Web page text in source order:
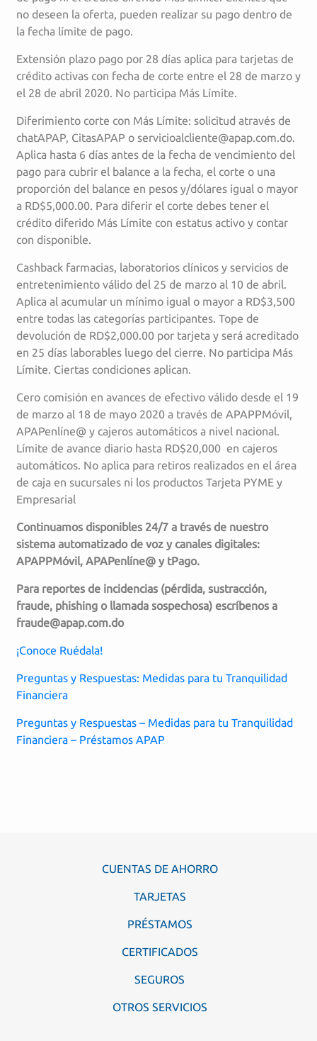
no deseen la oferta, pueden realizar su pago dentro de
la fecha límite de pago.
Extensión plazo pago por 28 días aplica para tarjetas de
crédito activas con fecha de corte entre el 28 de marzo y
el 28 de abril 2020. No participa Más Límite.
Diferimiento corte con Más Límite: solicitud através de
chatAPAP, CitasAPAP o servicioalcliente@apap.com.do.
Aplica hasta 6 días antes de la fecha de vencimiento del
pago para cubrir el balance a la fecha, el corte o una
proporción del balance en pesos y/dólares igual o mayor
a RD$5,000.00. Para diferir el corte debes tener el
crédito diferido Más Límite con estatus activo y contar
con disponible.
Cashback farmacias, laboratorios clínicos y servicios de
entretenimiento válido del 25 de marzo al 10 de abril.
Aplica al acumular un mínimo igual o mayor a RD$3,500
entre todas las categorías participantes. Tope de
devolución de RD$2,000.00 por tarjeta y será acreditado
en 25 días laborables luego del cierre. No participa Más
Límite. Ciertas condiciones aplican.
Cero comisión en avances de efectivo válido desde el 19
de marzo al 18 de mayo 2020 a través de APAPPMóvil,
APAPenlíne@ y cajeros automáticos a nivel nacional.
Límite de avance diario hasta RD$20,000 en cajeros
automáticos. No aplica para retiros realizados en el área
de caja en sucursales ni los productos Tarjeta PYME y
Empresarial
Continuamos disponibles 24/7 a través de nuestro
sistema automatizado de voz y canales digitales:
APAPPMóvil, APAPenlíne@ y tPago.
Para reportes de incidencias (pérdida, sustracción,
fraude, phishing o llamada sospechosa) escríbenos a
fraude@apap.com.do
¡Conoce Ruédala!
Preguntas y Respuestas: Medidas para tu Tranquilidad
Financiera
Preguntas y Respuestas – Medidas para tu Tranquilidad
Financiera – Préstamos APAP
CUENTAS DE AHORRO
TARJETAS
PRÉSTAMOS
CERTIFICADOS
SEGUROS
OTROS SERVICIOS